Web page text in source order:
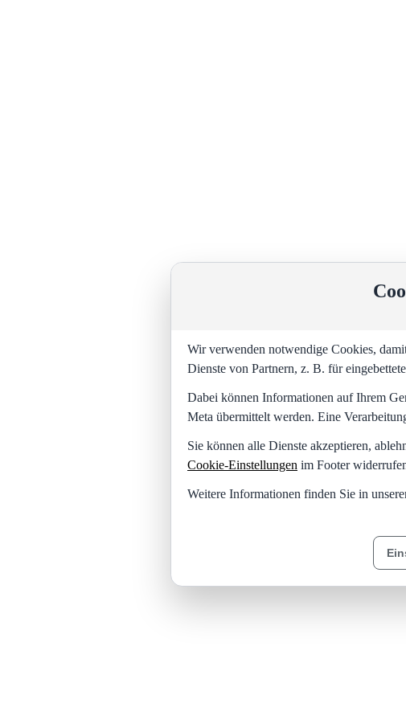
Wir verwenden notwendige Cookies,
Dienste von Partnern, z. B. für
Dabei können Informationen auf Ihrem
Meta übermittelt werden. Eine
Sie können alle Dienste akzeptieren,
Cookie-Einstellungen im Footer
Weitere Informationen finden Sie in